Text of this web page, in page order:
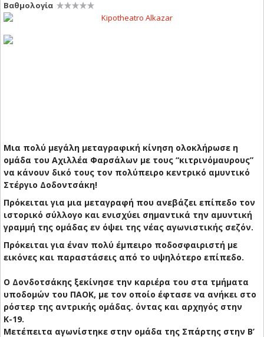
Βαθμολογία
Μια πολύ μεγάλη μεταγραφική κίνηση ολοκλήρωσε η
ομάδα του Αχιλλέα Φαρσάλων με τους “κιτρινόμαυρους”
να κάνουν δικό τους τον πολύπειρο κεντρικό αμυντικό
Στέργιο Δοδοντσάκη!
Πρόκειται για μια μεταγραφή που ανεβάζει επίπεδο τον
ιστορικό σύλλογο και ενισχύει σημαντικά την αμυντική
γραμμή της ομάδας εν όψει της νέας αγωνιστικής σεζόν.
Πρόκειται για έναν πολύ έμπειρο ποδοσφαιριστή με
εικόνες και παραστάσεις από το υψηλότερο επίπεδο.
Ο Δονδοτσάκης ξεκίνησε την καριέρα του στα τμήματα
υποδομών του ΠΑΟΚ, με τον οποίο έφτασε να ανήκει στο
ρόστερ της αντρικής ομάδας. όντας και αρχηγός στην
Κ-19.
Μετέπειτα αγωνίστηκε στην ομάδα της Σπάρτης στην Β’